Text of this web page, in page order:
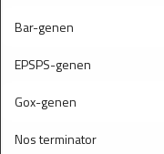
Bar-genen
EPSPS-genen
Gox-genen
Nos terminator